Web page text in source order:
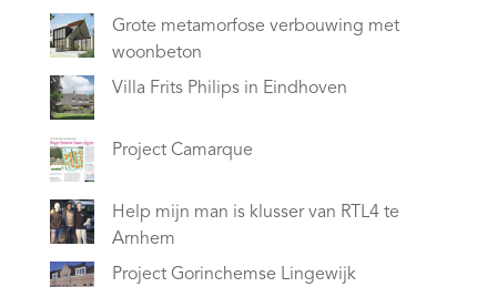
Grote metamorfose verbouwing met
woonbeton
Villa Frits Philips in Eindhoven
Project Camarque
Help mijn man is klusser van RTL4 te
Arnhem
Project Gorinchemse Lingewijk